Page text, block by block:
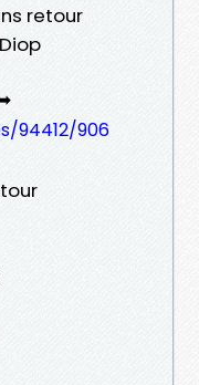
retour
94412/906